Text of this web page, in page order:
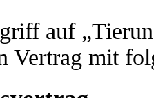
auf
Vertrag mit